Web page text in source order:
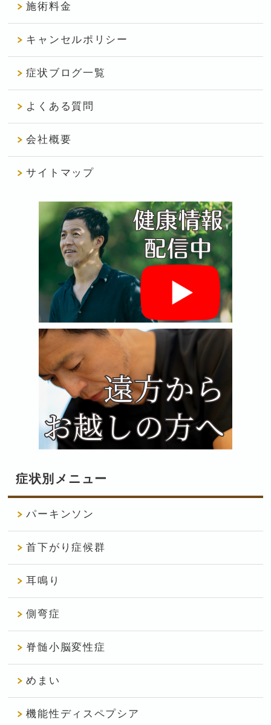
施術料金
キャンセルポリシー
症状ブログ一覧
よくある質問
会社概要
サイトマップ
症状別メニュー
パーキンソン
首下がり症候群
耳鳴り
側弯症
脊髄小脳変性症
めまい
機能性ディスペプシア